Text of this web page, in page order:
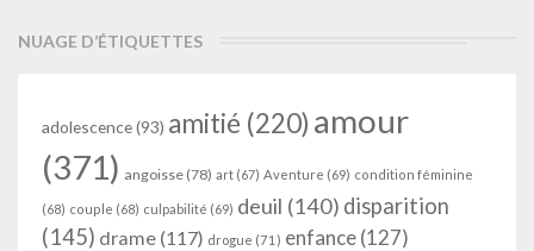
NUAGE D’ÉTIQUETTES
adolescence(93) amitié (220) amour
(371) angoisse (78) art (67) Aventure (69) condition féminine
(68) couple (68) culpabilité (69) deuil (140) disparition
(145) drame (117) drogue (71) enfance(127)